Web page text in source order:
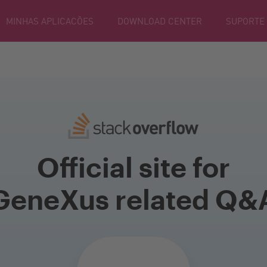
MINHAS APLICACÕES DOWNLOAD CENTER SUPORTE
Official site for
related